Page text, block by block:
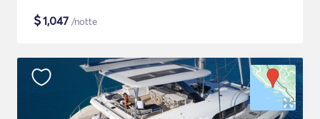
$1,047 /notte